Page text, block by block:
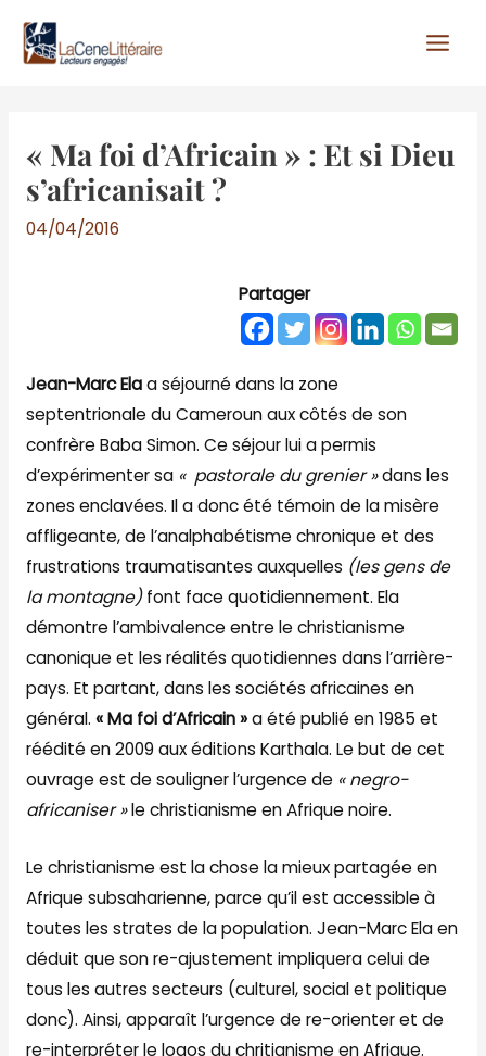
« Ma foi d’Africain » : Et si Dieu
s’africanisait ?
04/04/2016
Partager
Jean-Marc Elaa séjourné dans la zone
septentrionale du Cameroun aux côtés de son
confrère Baba Simon. Ce séjour lui a permis
d’expérimenter sa « pastorale du grenier »dans les
zones enclavées. Il a donc été témoin de la misère
affligeante, de l’analphabétisme chronique et des
frustrations traumatisantes auxquelles (les gens de
la montagne)font face quotidiennement. Ela
démontre l’ambivalence entre le christianisme
canonique et les réalités quotidiennes dans l’arrière-
pays. Et partant, dans les sociétés africaines en
général. « Ma foi d’Africain »a été publié en 1985 et
réédité en 2009 aux éditions Karthala. Le but de cet
ouvrage est de souligner l’urgence de « negro-
africaniser »le christianisme en Afrique noire.
Le christianisme est la chose la mieux partagée en
Afrique subsaharienne, parce qu’il est accessible à
toutes les strates de la population. Jean-Marc Ela en
déduit que son re-ajustement impliquera celui de
tous les autres secteurs (culturel, social et politique
donc). Ainsi, apparaît l’urgence de re-orienter et de
re-interpréter le logos du chritianisme en Afrique.